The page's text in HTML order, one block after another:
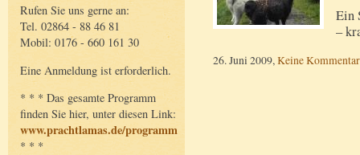
Rufen Sie uns gerne an:
Tel. 02864 - 88 46 81
Mobil: 0176 - 660 161 30
Eine Anmeldung ist erforderlich.
* * * Das gesamte Programm
finden Sie hier, unter diesen Link:
www.prachtlamas.de/programm
* * *
Ein
–
26. Juni 2009, Keine